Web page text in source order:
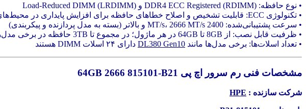
• نوع حافظه: DDR4 ECC Registered (RDIMM) و Load-Reduced DIMM (LRDIMM)
• تکنولوژی ECC: قابلیت تشخیص و اصلاح خطاهای حافظه برای افزایش پایداری در محیط‌های کاری حساس
• سرعت پشتیبانی‌شده: 2400 MT/s، 2666 MT/s و بالاتر (بسته به مدل پردازنده و پیکربندی)
• ظرفیت قابل نصب: از 8GB تا 64GB در هر ماژول؛ در مجموع تا 3TB حافظه در برخی مدل‌های
• تعداد اسلات‌ها: برخی مدل‌ها مانند DL380 Gen10 دارای ۲۴ اسلات DIMM هستند
مشخصات فنی رم سرور اچ پی 64GB 2666 815101-B21
شرکت سازنده : HPE